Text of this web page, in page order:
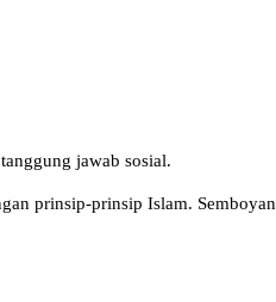
jawab sosial.
prinsip-prinsip Islam.